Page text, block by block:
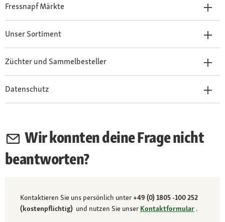
Fressnapf Märkte
Unser Sortiment
Züchter und Sammelbesteller
Datenschutz
Wir konnten deine Frage nicht
beantworten?
Kontaktieren Sie uns persönlich unter +49 (0) 1805 -100 252
(kostenpflichtig) und nutzen Sie unser Kontaktformular .